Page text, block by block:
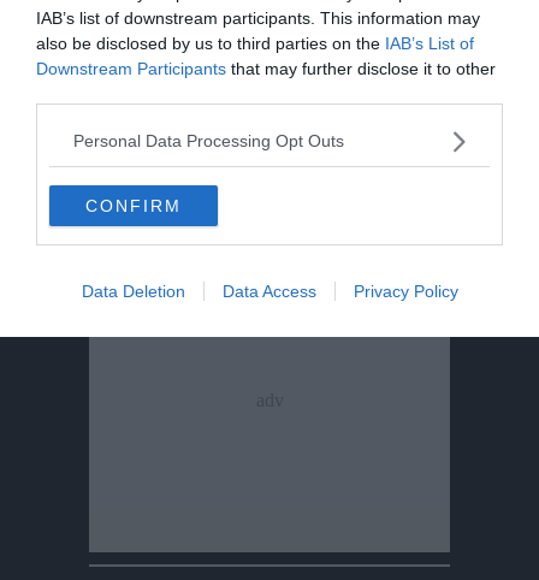
IAB’s list of downstream participants. This information may
also be disclosed by us to third parties on the IAB’s List of
Downstream Participants that may further disclose it to other
Personal Data Processing Opt Outs
CONFIRM
Data Deletion Data Access Privacy Policy
IL DRAMMA
Incidente auto-camion in A22: vittima una
donna olandese in viaggio con la famiglia